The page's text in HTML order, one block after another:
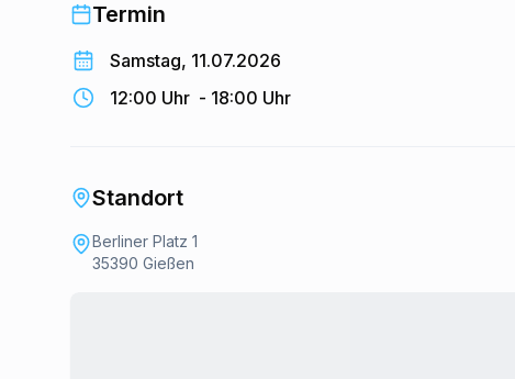
Termin
Samstag, 11.07.2026
12:00 Uhr - 18:00 Uhr
Standort
Berliner Platz 1
35390 Gießen